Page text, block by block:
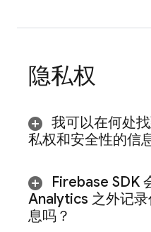
隐私权
我可以在何处
私权和安全性的信
Firebase SDK
Analytics 之外记
息吗？